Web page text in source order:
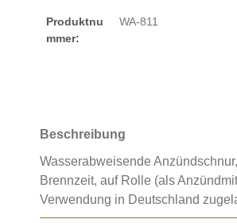
Produktnu
mmer:
WA-811
Beschreibung
Wasserabweisende
Brennzeit, auf Rolle (als
Verwendung in Deutschland